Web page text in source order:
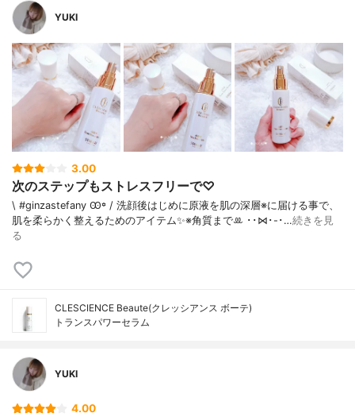
YUKI
3.00
次のステップもストレスフリーで♡
\ #ginzastefany Ꙭ꙳ / 洗顔後はじめに原液を肌の深層※に届ける事で、
肌を柔らかく整えるためのアイテム✨※角質まで‪ꔛ‬ ･･⋈･-･…続きを見
る
CLESCIENCE Beaute(クレッシアンス ボーテ)
トランスパワーセラム
YUKI
4.00